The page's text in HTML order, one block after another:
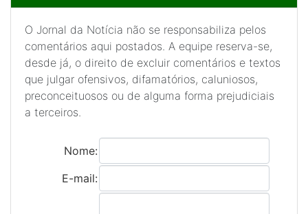
O Jornal da Notícia não se responsabiliza pelos
comentários aqui postados. A equipe reserva-se,
desde já, o direito de excluir comentários e textos
que julgar ofensivos, difamatórios, caluniosos,
preconceituosos ou de alguma forma prejudiciais
a terceiros.
Nome:
E-mail: